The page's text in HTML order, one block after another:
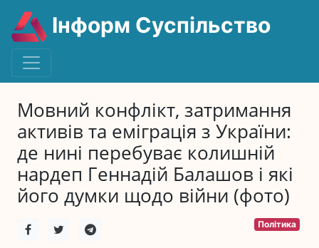
Інформ Суспільство
Мовний конфлікт, затримання
активів та еміграція з України:
де нині перебуває колишній
нардеп Геннадій Балашов і які
його думки щодо війни (фото)
Політика